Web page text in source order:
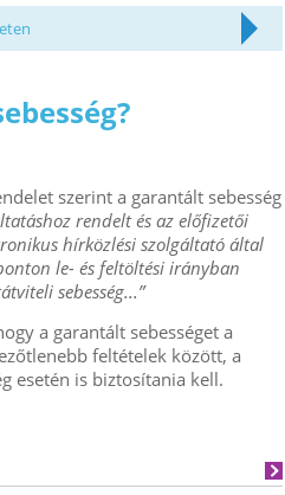
szerint a garantált sebesség
rendelt és az előfizetői
hírközlési szolgáltató által
le- és feltöltési irányban
sebesség...”
a garantált sebességet a
feltételek között, a
esetén is biztosítania kell.